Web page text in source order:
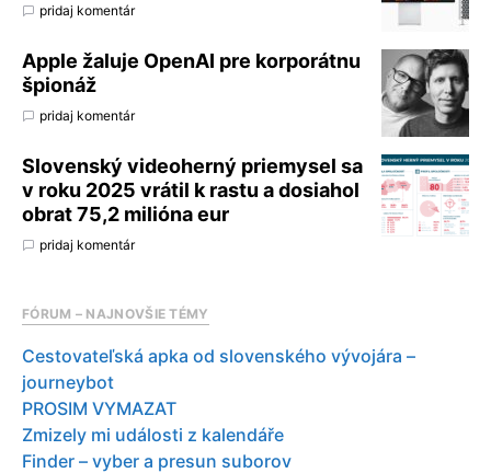
pridaj komentár
Apple žaluje OpenAI pre korporátnu
špionáž
pridaj komentár
Slovenský videoherný priemysel sa
v roku 2025 vrátil k rastu a dosiahol
obrat 75,2 milióna eur
pridaj komentár
FÓRUM – NAJNOVŠIE TÉMY
Cestovateľská apka od slovenského vývojára –
journeybot
PROSIM VYMAZAT
Zmizely mi události z kalendáře
Finder – vyber a presun suborov